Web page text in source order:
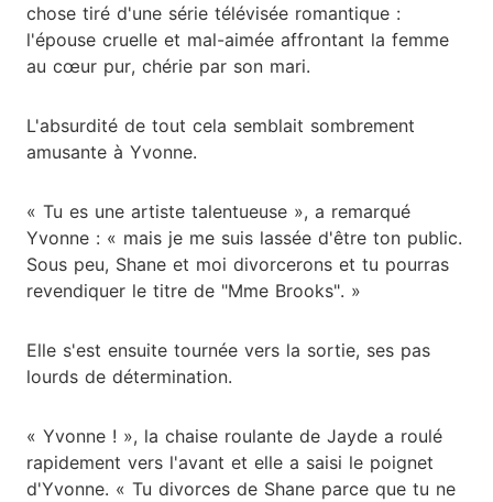
chose tiré d'une série télévisée romantique :
l'épouse cruelle et mal-aimée affrontant la femme
au cœur pur, chérie par son mari.
L'absurdité de tout cela semblait sombrement
amusante à Yvonne.
« Tu es une artiste talentueuse », a remarqué
Yvonne : « mais je me suis lassée d'être ton public.
Sous peu, Shane et moi divorcerons et tu pourras
revendiquer le titre de "Mme Brooks". »
Elle s'est ensuite tournée vers la sortie, ses pas
lourds de détermination.
« Yvonne ! », la chaise roulante de Jayde a roulé
rapidement vers l'avant et elle a saisi le poignet
d'Yvonne. « Tu divorces de Shane parce que tu ne